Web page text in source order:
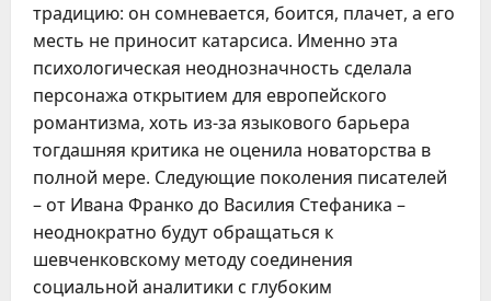
традицию: он сомневается, боится, плачет, а его
месть не приносит катарсиса. Именно эта
психологическая неоднозначность сделала
персонажа открытием для европейского
романтизма, хоть из-за языкового барьера
тогдашняя критика не оценила новаторства в
полной мере. Следующие поколения писателей
– от Ивана Франко до Василия Стефаника –
неоднократно будут обращаться к
шевченковскому методу соединения
социальной аналитики с глубоким